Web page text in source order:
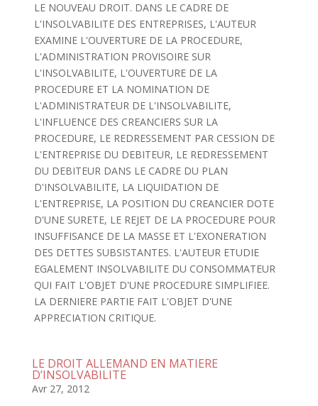
LE NOUVEAU DROIT. DANS LE CADRE DE
L'INSOLVABILITE DES ENTREPRISES, L'AUTEUR
EXAMINE L'OUVERTURE DE LA PROCEDURE,
L'ADMINISTRATION PROVISOIRE SUR
L'INSOLVABILITE, L'OUVERTURE DE LA
PROCEDURE ET LA NOMINATION DE
L'ADMINISTRATEUR DE L'INSOLVABILITE,
L'INFLUENCE DES CREANCIERS SUR LA
PROCEDURE, LE REDRESSEMENT PAR CESSION DE
L'ENTREPRISE DU DEBITEUR, LE REDRESSEMENT
DU DEBITEUR DANS LE CADRE DU PLAN
D'INSOLVABILITE, LA LIQUIDATION DE
L'ENTREPRISE, LA POSITION DU CREANCIER DOTE
D'UNE SURETE, LE REJET DE LA PROCEDURE POUR
INSUFFISANCE DE LA MASSE ET L'EXONERATION
DES DETTES SUBSISTANTES. L'AUTEUR ETUDIE
EGALEMENT INSOLVABILITE DU CONSOMMATEUR
QUI FAIT L'OBJET D'UNE PROCEDURE SIMPLIFIEE.
LA DERNIERE PARTIE FAIT L'OBJET D'UNE
APPRECIATION CRITIQUE.
LE DROIT ALLEMAND EN MATIERE
D’INSOLVABILITE
Avr 27, 2012